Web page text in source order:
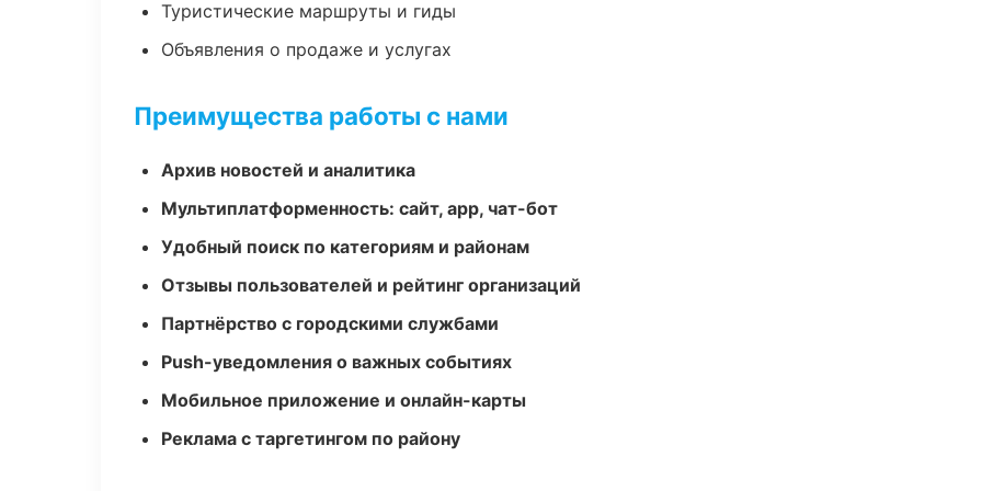
Туристические маршруты и гиды
Объявления о продаже и услугах
Преимущества работы с нами
Архив новостей и аналитика
Мультиплатформенность: сайт, app, чат-бот
Удобный поиск по категориям и районам
Отзывы пользователей и рейтинг организаций
Партнёрство с городскими службами
Push-уведомления о важных событиях
Мобильное приложение и онлайн-карты
Реклама с таргетингом по району